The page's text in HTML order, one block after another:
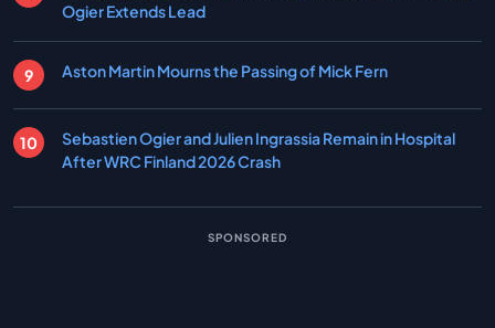
Ogier Extends Lead
Aston Martin Mourns the Passing of Mick Fern
Sebastien Ogier and Julien Ingrassia Remain in Hospital
After WRC Finland 2026 Crash
SPONSORED